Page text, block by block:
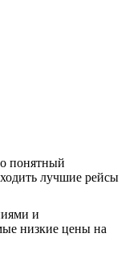
понятный
лучшие рейсы
и
низкие цены на